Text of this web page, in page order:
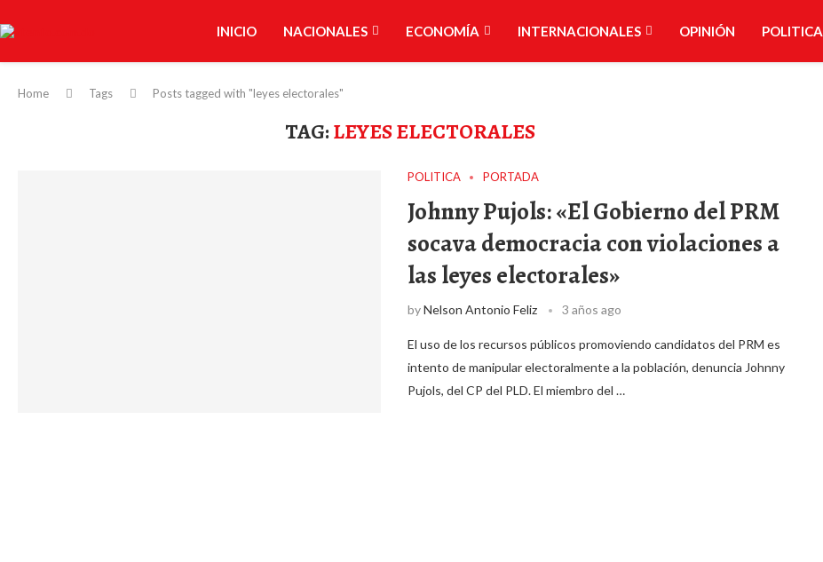
INICIO NACIONALES ECONOMÍA INTERNACIONALES OPINIÓN POLITICA
Home Tags Posts tagged with "leyes electorales"
TAG:LEYES ELECTORALES
POLITICA PORTADA
Johnny Pujols: «El Gobierno del PRM
socava democracia con violaciones a
las leyes electorales»
byNelson Antonio Feliz 3 años ago
El uso de los recursos públicos promoviendo candidatos del PRM es
intento de manipular electoralmente a la población, denuncia Johnny
Pujols, del CP del PLD. El miembro del …